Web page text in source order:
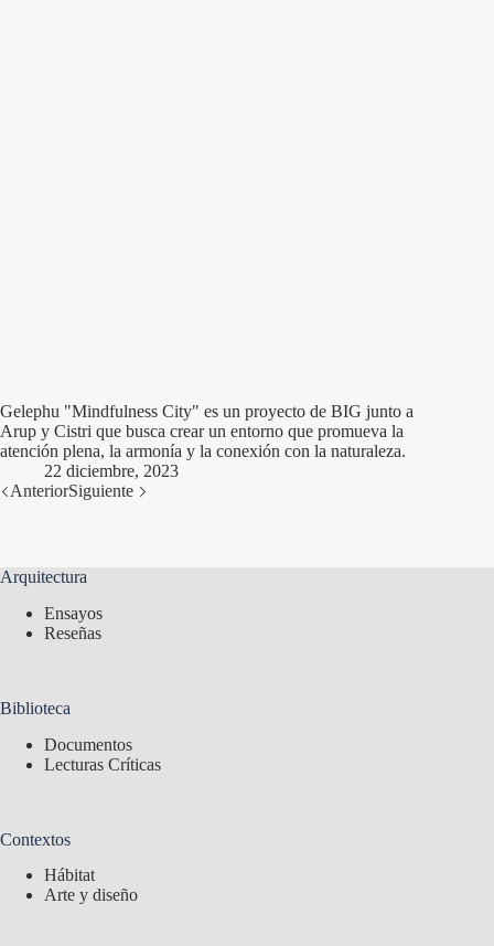
Gelephu "Mindfulness City" es un proyecto de BIG junto a
Arup y Cistri que busca crear un entorno que promueva la
atención plena, la armonía y la conexión con la naturaleza.
22 diciembre, 2023
AnteriorSiguiente
Arquitectura
Ensayos
Reseñas
Biblioteca
Documentos
Lecturas Críticas
Contextos
Hábitat
Arte y diseño